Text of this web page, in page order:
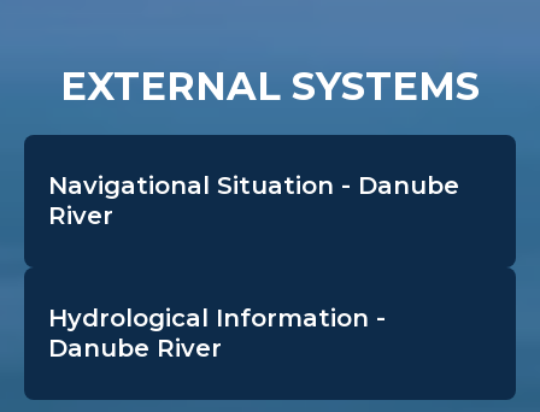
EXTERNAL SYSTEMS
Navigational Situation - Danube
River
Hydrological Information -
Danube River